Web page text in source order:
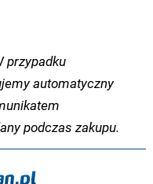
przypadku
automatyczny
podczas zakupu.